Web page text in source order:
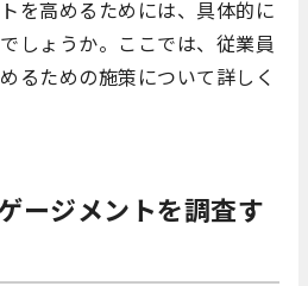
を高めるためには、具体的に
しょうか。ここでは、従業員
るための施策について詳しく
ージメントを調査す